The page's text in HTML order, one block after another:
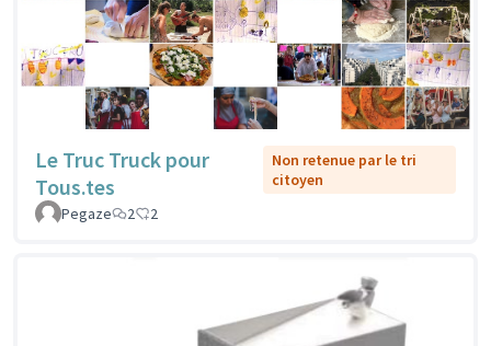
Le Truc Truck pour
Tous.tes
Non retenue par le tri
citoyen
Pegaze
2 2